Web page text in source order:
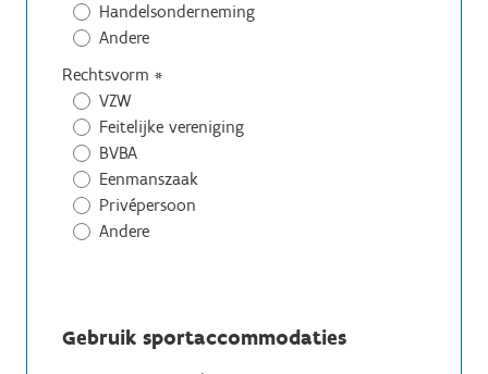
Handelsonderneming
Andere
Rechtsvorm *
VZW
Feitelijke vereniging
BVBA
Eenmanszaak
Privépersoon
Andere
Gebruik sportaccommodaties